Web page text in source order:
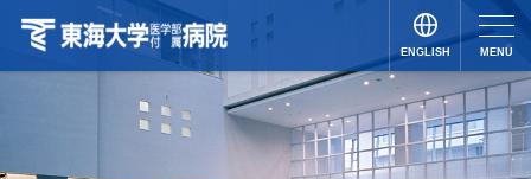
ENGLISH
JAPANESE
MENU